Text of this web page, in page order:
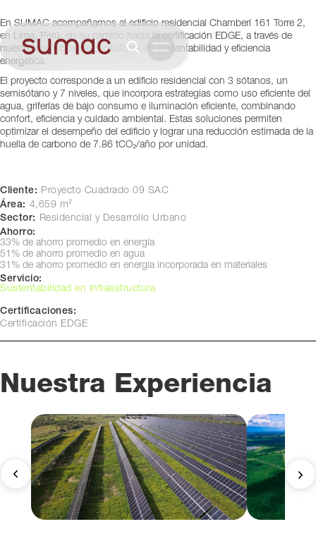
Lima, Perú
En SUMAC acompañamos al edificio residencial Chamberí 161 Torre 2,
en Lima, Perú, en su camino hacia la certificación EDGE, a través de
nuestros servicios de consultoría en sustentabilidad y eficiencia
energética.
El proyecto corresponde a un edificio residencial con 3 sótanos, un
semisótano y 7 niveles, que incorpora estrategias como uso eficiente del
agua, griferías de bajo consumo e iluminación eficiente, combinando
confort, eficiencia y cuidado ambiental. Estas soluciones permiten
optimizar el desempeño del edificio y lograr una reducción estimada de la
huella de carbono de 7.86 tCO₂/año por unidad.
Cliente: Proyecto Cuadrado 09 SAC
Área: 4,659 m²
Sector: Residencial y Desarrollo Urbano
Ahorro:
33% de ahorro promedio en energía
51% de ahorro promedio en agua
31% de ahorro promedio en energía incorporada en materiales
Servicio:
Sustentabilidad en Infraestructura
Certificaciones:
Certificación EDGE
Nuestra Experiencia